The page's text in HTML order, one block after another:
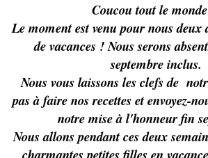
Coucou tout le
Le moment est venu pour nous deux
de vacances ! Nous serons
septembre inclus.
Nous vous laissons les clefs de
pas à faire nos recettes et envoyez-
notre mise à l'honneur fin
Nous allons pendant ces deux